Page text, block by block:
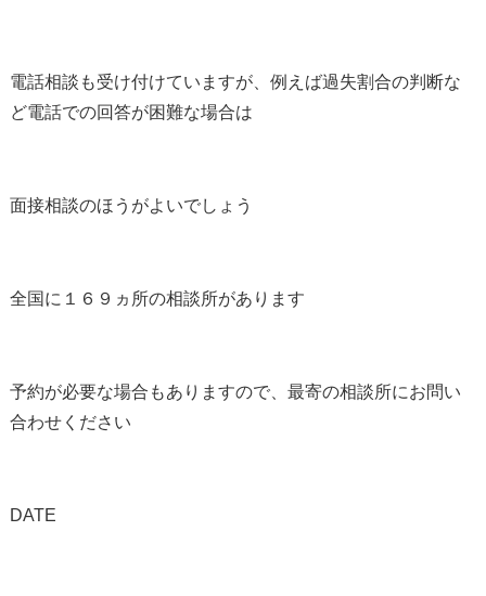
電話相談も受け付けていますが、例えば過失割合の判断な
ど電話での回答が困難な場合は
面接相談のほうがよいでしょう
全国に１６９ヵ所の相談所があります
予約が必要な場合もありますので、最寄の相談所にお問い
合わせください
DATE